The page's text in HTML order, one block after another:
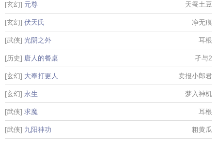
[玄幻] 元尊 天蚕土豆
[玄幻] 伏天氏 净无痕
[武侠] 光阴之外 耳根
[历史] 唐人的餐桌 孑与2
[玄幻] 大奉打更人 卖报小郎君
[玄幻] 永生 梦入神机
[武侠] 求魔 耳根
[武侠] 九阳神功 粗黄瓜